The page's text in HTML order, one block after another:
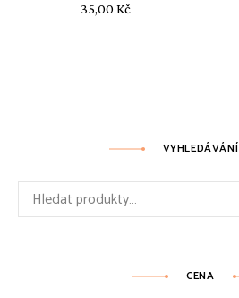
35,00 Kč
VYHLEDÁVÁNÍ
Hledat:
CENA